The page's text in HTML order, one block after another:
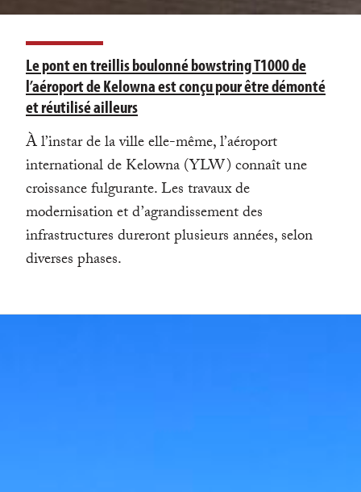
Le pont en treillis boulonné bowstring T1000 de
l’aéroport de Kelowna est conçu pour être démonté
et réutilisé ailleurs
À l’instar de la ville elle-même, l’aéroport
international de Kelowna (YLW) connaît une
croissance fulgurante. Les travaux de
modernisation et d’agrandissement des
infrastructures dureront plusieurs années, selon
diverses phases.